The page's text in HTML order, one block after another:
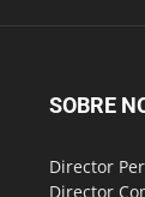
SOBRE
Director
Director